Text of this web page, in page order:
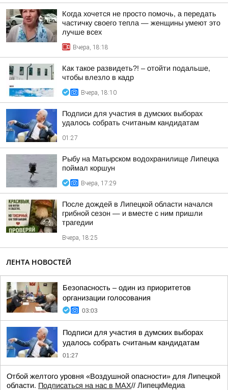
Когда хочется не просто помочь, а передать
частичку своего тепла — женщины умеют это
лучше всех
Вчера, 18:18
Как такое развидеть?! – отойти подальше,
чтобы влезло в кадр
Вчера, 18:10
Подписи для участия в думских выборах
удалось собрать считаным кандидатам
01:27
Рыбу на Матырском водохранилище Липецка
поймал коршун
Вчера, 17:29
После дождей в Липецкой области начался
грибной сезон — и вместе с ним пришли
трагедии
Вчера, 18:25
ЛЕНТА НОВОСТЕЙ
Безопасность – один из приоритетов
организации голосования
03:03
Подписи для участия в думских выборах
удалось собрать считаным кандидатам
01:27
Отбой желтого уровня «Воздушной опасности» для Липецкой
области. Подписаться на нас в МАХ// ЛипецкМедиа